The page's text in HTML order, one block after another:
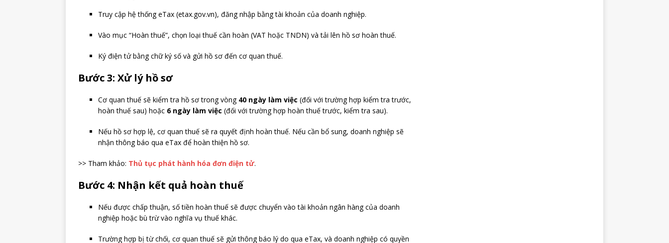
Truy cập hệ thống eTax (etax.gov.vn), đăng nhập bằng tài khoản của doanh nghiệp.
Vào mục “Hoàn thuế”, chọn loại thuế cần hoàn (VAT hoặc TNDN) và tải lên hồ sơ hoàn thuế.
Ký điện tử bằng chữ ký số và gửi hồ sơ đến cơ quan thuế.
Bước 3: Xử lý hồ sơ
Cơ quan thuế sẽ kiểm tra hồ sơ trong vòng 40 ngày làm việc (đối với trường hợp kiểm tra trước,
hoàn thuế sau) hoặc 6 ngày làm việc (đối với trường hợp hoàn thuế trước, kiểm tra sau).
Nếu hồ sơ hợp lệ, cơ quan thuế sẽ ra quyết định hoàn thuế. Nếu cần bổ sung, doanh nghiệp sẽ
nhận thông báo qua eTax để hoàn thiện hồ sơ.
>> Tham khảo: Thủ tục phát hành hóa đơn điện tử.
Bước 4: Nhận kết quả hoàn thuế
Nếu được chấp thuận, số tiền hoàn thuế sẽ được chuyển vào tài khoản ngân hàng của doanh
nghiệp hoặc bù trừ vào nghĩa vụ thuế khác.
Trường hợp bị từ chối, cơ quan thuế sẽ gửi thông báo lý do qua eTax, và doanh nghiệp có quyền